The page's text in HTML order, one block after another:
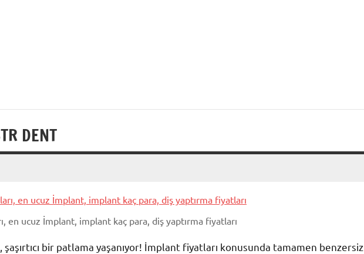
DENT
en ucuz İmplant, implant kaç para, diş yaptırma fiyatları
şaşırtıcı bir patlama yaşanıyor! İmplant fiyatları konusunda tamamen benzersiz